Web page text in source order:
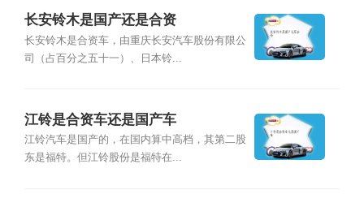
长安铃木是国产还是合资
长安铃木是合资车，由重庆长安汽车股份有限公
司（占百分之五十一）、日本铃...
江铃是合资车还是国产车
江铃汽车是国产的，在国内算中高档，其第二股
东是福特。但江铃股份是福特在...